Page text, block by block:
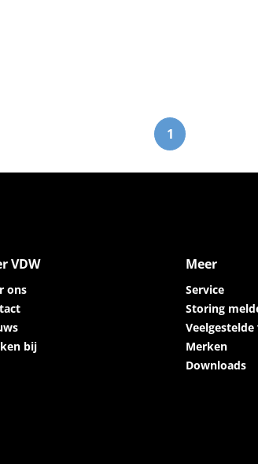
1
VDW
ons
bij
Meer
Service
Storing
Veelgestelde
Merken
Downloads